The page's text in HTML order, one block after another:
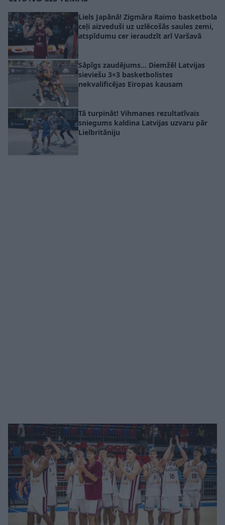
Liels Japānā! Zigmāra Raimo basketbola
ceļi aizveduši uz uzlēcošās saules zemi,
atspīdumu cer ieraudzīt arī Varšavā
Sāpīgs zaudējums… Diemžēl Latvijas
sieviešu 3×3 basketbolistes
nekvalificējas Eiropas kausam
Tā turpināt! Vihmanes rezultatīvais
sniegums kaldina Latvijas uzvaru pār
Lielbritāniju